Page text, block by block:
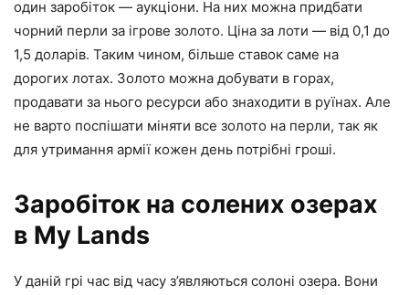
один заробіток — аукціони. На них можна придбати
чорний перли за ігрове золото. Ціна за лоти — від 0,1 до
1,5 доларів. Таким чином, більше ставок саме на
дорогих лотах. Золото можна добувати в горах,
продавати за нього ресурси або знаходити в руїнах. Але
не варто поспішати міняти все золото на перли, так як
для утримання армії кожен день потрібні гроші.
Заробіток на солених озерах
в My Lands
У даній грі час від часу з’являються солоні озера. Вони